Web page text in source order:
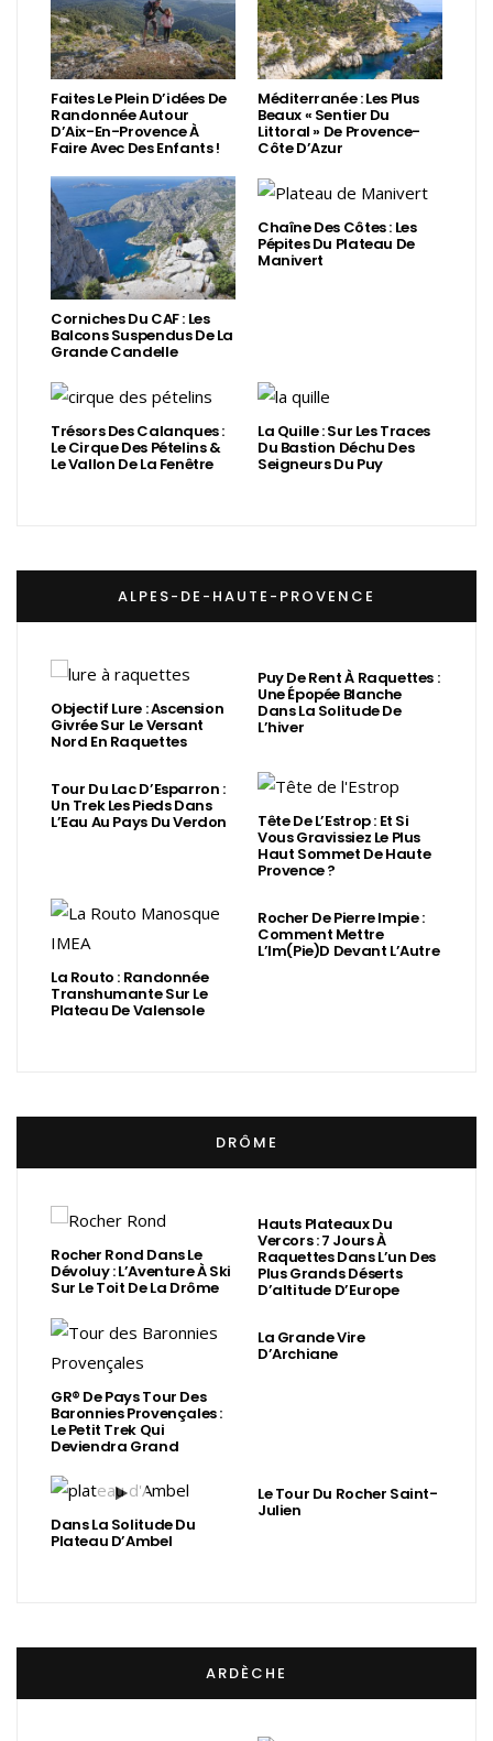
Faites Le Plein D’idées De
Randonnée Autour
D’Aix-En-Provence À
Faire Avec Des Enfants !
Méditerranée : Les Plus
Beaux « Sentier Du
Littoral » De Provence-
Côte D’Azur
Corniches Du CAF : Les
Balcons Suspendus De La
Grande Candelle
Chaîne Des Côtes : Les
Pépites Du Plateau De
Manivert
Trésors Des Calanques :
Le Cirque Des Pételins &
Le Vallon De La Fenêtre
La Quille : Sur Les Traces
Du Bastion Déchu Des
Seigneurs Du Puy
ALPES-DE-HAUTE-PROVENCE
Objectif Lure : Ascension
Givrée Sur Le Versant
Nord En Raquettes
Puy De Rent À Raquettes :
Une Épopée Blanche
Dans La Solitude De
L’hiver
Tour Du Lac D’Esparron :
Un Trek Les Pieds Dans
L’Eau Au Pays Du Verdon Tête De L’Estrop : Et Si
Vous Gravissiez Le Plus
Haut Sommet De Haute
Provence ?
La Routo : Randonnée
Transhumante Sur Le
Plateau De Valensole
Rocher De Pierre Impie :
Comment Mettre
L’Im(Pie)d Devant L’Autre
DRÔME
Rocher Rond Dans Le
Dévoluy : L’Aventure À Ski
Sur Le Toit De La Drôme
Hauts Plateaux Du
Vercors : 7 Jours À
Raquettes Dans L’un Des
Plus Grands Déserts
D’altitude D’Europe
GR® De Pays Tour Des
Baronnies Provençales :
Le Petit Trek Qui
Deviendra Grand
La Grande Vire
D’Archiane
Dans La Solitude Du
Plateau D’Ambel
Le Tour Du Rocher Saint-
Julien
ARDÈCHE